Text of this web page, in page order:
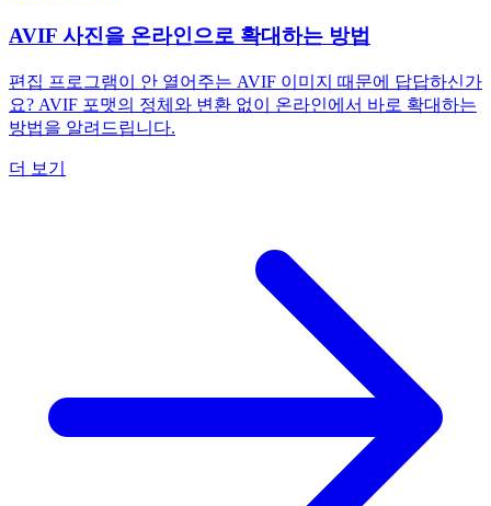
AVIF 사진을 온라인으로 확대하는 방법
편집 프로그램이 안 열어주는 AVIF 이미지 때문에 답답하신가
요? AVIF 포맷의 정체와 변환 없이 온라인에서 바로 확대하는
방법을 알려드립니다.
더 보기